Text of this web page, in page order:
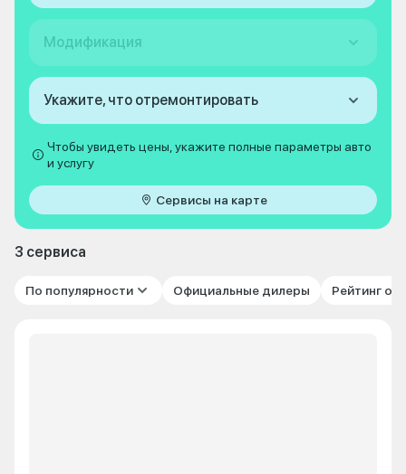
Модификация
Укажите, что отремонтировать
Чтобы увидеть цены, укажите полные параметры авто
и услугу
Сервисы на карте
3 сервиса
По популярности Официальные дилеры Рейтинг